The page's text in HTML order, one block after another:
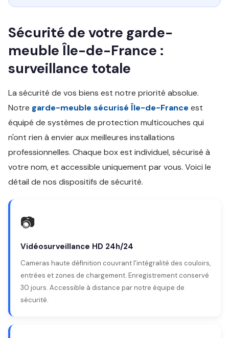
Sécurité de votre garde-
meuble Île-de-France :
surveillance totale
La sécurité de vos biens est notre priorité absolue.
Notre garde-meuble sécurisé Île-de-France est
équipé de systèmes de protection multicouches qui
n'ont rien à envier aux meilleures installations
professionnelles. Chaque box est individuel, sécurisé à
votre nom, et accessible uniquement par vous. Voici le
détail de nos dispositifs de sécurité.
📷
Vidéosurveillance HD 24h/24
Cameras haute définition couvrant l'intégralité des couloirs,
entrées et zones de chargement. Enregistrement conservé
30 jours. Accessible à distance par notre équipe de
sécurité.